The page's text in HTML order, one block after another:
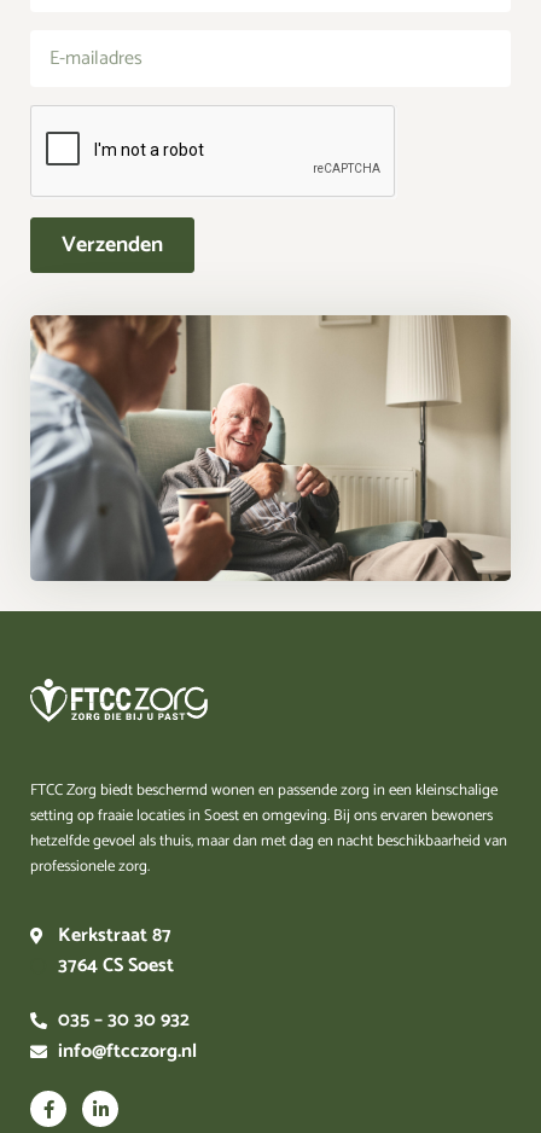
Verzenden
FTCC Zorg biedt beschermd wonen en passende zorg in een kleinschalige
setting op fraaie locaties in Soest en omgeving. Bij ons ervaren bewoners
hetzelfde gevoel als thuis, maar dan met dag en nacht beschikbaarheid van
professionele zorg.
Kerkstraat 87
3764 CS Soest
035 – 30 30 932
info@ftcczorg.nl